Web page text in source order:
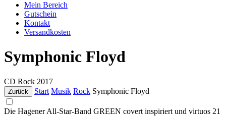
Mein Bereich
Gutschein
Kontakt
Versandkosten
Symphonic Floyd
CD Rock 2017
Zurück Start Musik Rock Symphonic Floyd
Die Hagener All-Star-Band GREEN covert inspiriert und virtuos 21